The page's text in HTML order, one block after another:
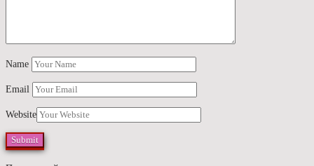
Name
Email
Website